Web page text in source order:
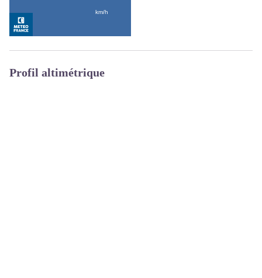
Profil altimétrique